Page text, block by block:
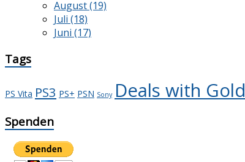
August (19)
Juli (18)
Juni (17)
Tags
PS Vita PS3 PS+ PSN Sony Deals with Gold
Spenden